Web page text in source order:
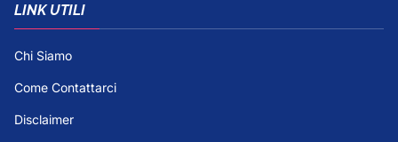
LINK UTILI
Chi Siamo
Come Contattarci
Disclaimer